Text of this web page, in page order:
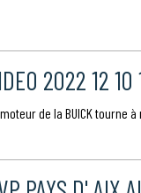
2022 12
de la BUICK tourne